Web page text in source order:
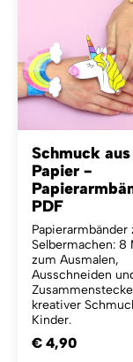
Schmuck aus
Papier -
PDF
Papierarmbänder
Selbermachen: 8
zum Ausmalen,
Ausschneiden
kreativer
Kinder.
€ 4,90